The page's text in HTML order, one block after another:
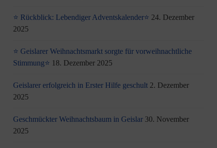
⭐ Rückblick: Lebendiger Adventskalender⭐ 24. Dezember
2025
⭐ Geislarer Weihnachtsmarkt sorgte für vorweihnachtliche
Stimmung⭐ 18. Dezember 2025
Geislarer erfolgreich in Erster Hilfe geschult 2. Dezember
2025
Geschmückter Weihnachtsbaum in Geislar 30. November
2025